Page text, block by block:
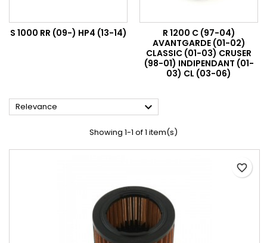
S 1000 RR (09-) HP4 (13-14)
R 1200 C (97-04)
AVANTGARDE (01-02)
CLASSIC (01-03) CRUSER
(98-01) INDIPENDANT (01-
03) CL (03-06)
Relevance 
Showing 1-1 of 1 item(s)
favorite_border